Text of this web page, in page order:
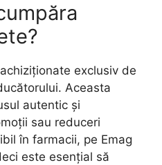
exclusiv de
Aceasta
autentic și
sau reduceri
în farmacii, pe Emag
este esențial să